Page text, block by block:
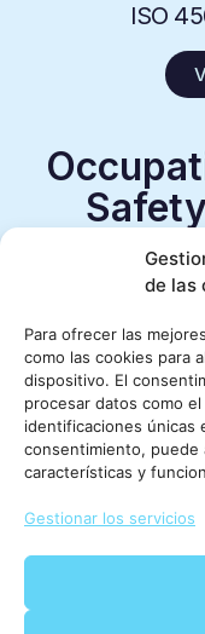
de las
Para ofrecer las
como las cookies para
dispositivo. El
procesar datos como
identificaciones únicas
consentimiento, puede
características y
Gestionar los servicios
ISO
Contacto
Trabaja con
Aviso Legal
Código de
Buzón del